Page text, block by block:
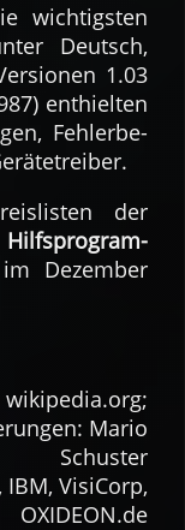
wich­tigsten
Deutsch,
1.03
ent­hiel­ten
Fehler­be­
der
Hilfs­pro­gram­
De­zem­ber
wikipedia.org;
Mario
Schuster
VisiCorp,
OXIDEON.de